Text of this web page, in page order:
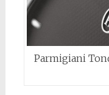
Parmigiani